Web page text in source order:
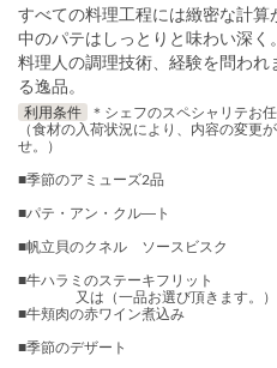
すべての料理工程には緻密な計算
中のパテはしっとりと味わい深く。
料理人の調理技術、経験を問わ
る逸品。
利用条件
＊シェフのスペシャリテお
（食材の入荷状況により、内容の変更
せ。）
■季節のアミューズ2品
■パテ・アン・クル―ト
■帆立貝のクネル ソースビスク
■牛ハラミのステーキフリット
又は（一品お選び頂きます。）
■牛頬肉の赤ワイン煮込み
■季節のデザート